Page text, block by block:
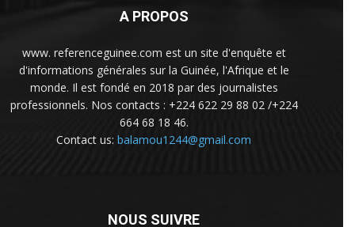
A PROPOS
www. referenceguinee.com est un site d'enquête et
d'informations générales sur la Guinée, l'Afrique et le
monde. Il est fondé en 2018 par des journalistes
professionnels. Nos contacts : +224 622 29 88 02 /+224
664 68 18 46.
Contact us: balamou1244@gmail.com
NOUS SUIVRE